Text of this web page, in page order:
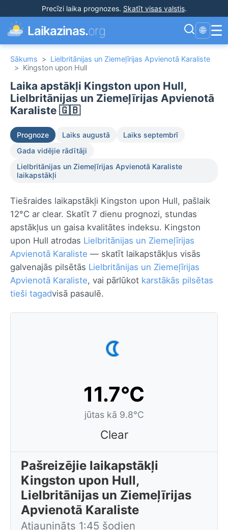
Precīzi laika prognozes. Skatīt visas valstis.
Laikazinas.org 🌐 ☰
Sākums > Lielbritānijas un Ziemeļīrijas Apvienotā Karaliste
> Kingston upon Hull
Laika apstākļi Kingston upon Hull,
Lielbritānijas un Ziemeļīrijas Apvienotā
Karaliste 🇬🇧
Prognoze Laiks augustā
Laiks septembrī
Gada vidējie rādītāji
Lielbritānijas un Ziemeļīrijas Apvienotā Karaliste
laikapstākļi
Tiešraides laikapstākļi Kingston upon Hull, pašlaik
12°C ar clear. Skatīt 7 dienu prognozi, stundas
apstākļus un gaisa kvalitātes indeksu. Kingston
upon Hull atrodas Lielbritānijas un Ziemeļīrijas
Apvienotā Karaliste — skatīt laikapstākļus visās
galvenajās pilsētās Lielbritānijas un Ziemeļīrijas
Apvienotā Karaliste, vai pārlūkot karstākās pilsētas
tieši tagadvisā pasaulē.
11.7°C
jūtas kā 9.8°C
Clear
Pašreizējie laikapstākļi
Kingston upon Hull,
Lielbritānijas un Ziemeļīrijas
Apvienotā Karaliste
Atjaunināts 1:45 šodien